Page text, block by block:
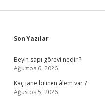
Sidebar
Son Yazılar
Beyin sapı görevi nedir ?
Ağustos 6, 2026
Kaç tane bilinen âlem var ?
Ağustos 5, 2026